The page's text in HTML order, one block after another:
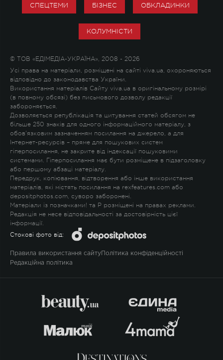
СПЕЦТЕМИ БІЗНЕС ОБКЛАДИНКИ
КОЛУМНІСТИ
© ТОВ «ЕДІМЕДІА-УКРАЇНА», 2008 - 2026
Усі права на матеріали, розміщені на сайті viva.ua, охороняються
відповідно до законодавства України.
Використання матеріалів Сайту viva.ua в оригінальному розмірі
(в повному обсязі) без письмового дозволу редакції
забороняється.
Дозволяється републікація та цитування статей обсягом не
більше 250 знаків для одного інформаційного матеріалу, з
обов'язковим зазначенням посилання на джерело, а для
Інтернет-ресурсів – пряме для пошукових систем
гіперпосилання, не закрите від індексації пошуковими
системами. Гіперпосилання має бути розміщене в підзаголовку
або першому абзаці матеріалу.
Передрук, копіювання, відтворення або інше використання
матеріалів, які містять посилання на rexfeatures.com або
depositphotos.com, суворо заборонені.
Матеріали із позначками! та P розміщені на правах реклами.
Редакція не несе відповідальності за достовірність цієї
інформації.
Стокові фото від:
Правила використання сайту Політика конфіденційності
Редакційна політика